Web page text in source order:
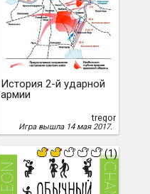
История 2-й ударной
армии
tregor
Игра вышла 14 мая 2017.
(1)